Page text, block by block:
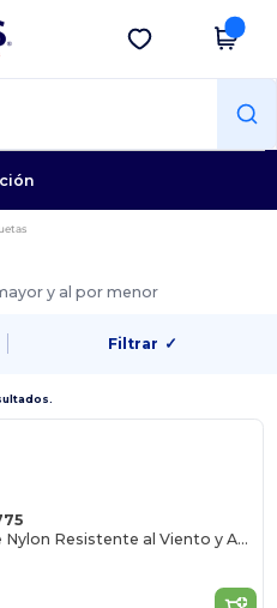
Descargar app
y al por menor
Filtrar ✓
Chaqueta de Nylon Resistente al Viento y Agua